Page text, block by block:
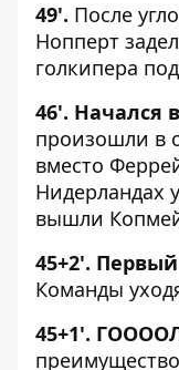
49'. После
Нопперт
голкипера
46'. Начался
произошли в
вместо
Нидерландах
вышли
45+2'.
Команды
45+1'.